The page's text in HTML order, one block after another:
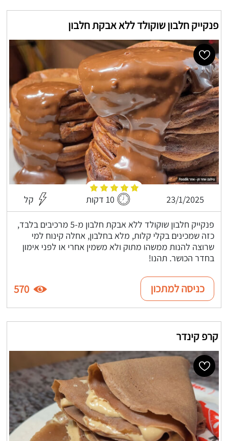
פנקייק חלבון שוקולד ללא אבקת חלבון
23/1/2025 10 דקות קל
פנקייק חלבון שוקולד ללא אבקת חלבון מ-5 מרכיבים בלבד,
כזה שמכינים בקלי קלות, מלא בחלבון, אחלה קינוח למי
שרוצה להנות ממשהו מתוק ולא משמין אחרי או לפני אימון
בחדר הכושר. תהנו!
כניסה למתכון 570
קרפ קינדר